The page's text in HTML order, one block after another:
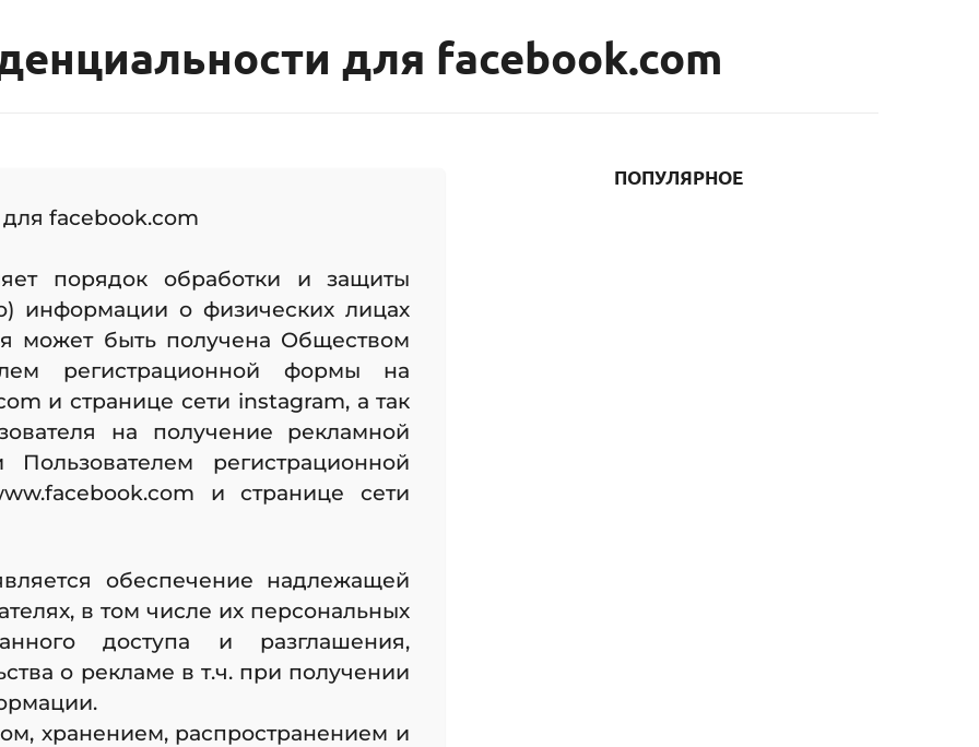
для facebook.com
facebook.com
порядок обработки и защиты
информации о физических лицах
может быть получена Обществом
регистрационной формы на
и странице сети instagram, а так
на получение рекламной
регистрационной
и странице сети
обеспечение надлежащей
в том числе их персональных
доступа и разглашения,
о рекламе в т.ч. при получении
хранением, распространением и
ПОПУЛЯРНОЕ